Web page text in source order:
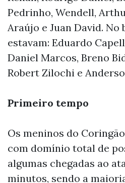
Pedrinho, Wendell,
Araújo e Juan David. No
estavam: Eduardo
Daniel Marcos, Breno
Robert Zilochi e
Primeiro tempo
Os meninos do
com domínio total de
algumas chegadas ao
minutos, sendo a